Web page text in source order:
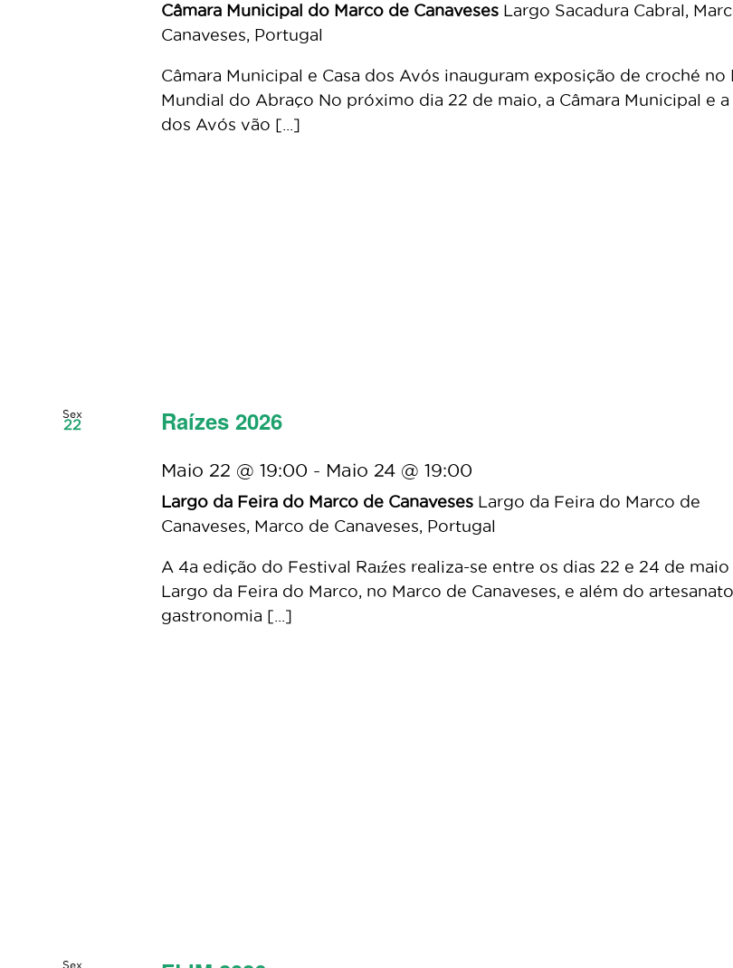
Câmara Municipal do Marco de Canaveses Largo Sacadura Cabral,
Canaveses, Portugal
Câmara Municipal e Casa dos Avós inauguram exposição de croché no
Mundial do Abraço No próximo dia 22 de maio, a Câmara Municipal e a
dos Avós vão [...]
Sex
22 Raízes 2026
Maio 22 @ 19:00 - Maio 24 @ 19:00
Largo da Feira do Marco de Canaveses Largo da Feira do Marco de
Canaveses, Marco de Canaveses, Portugal
A 4a edição do Festival Raıźes realiza-se entre os dias 22 e 24 de maio
Largo da Feira do Marco, no Marco de Canaveses, e além do artesanato,
gastronomia [...]
Sex